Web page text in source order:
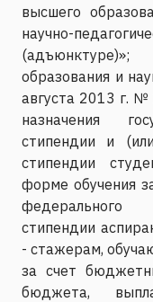
высшего
научно-
образования и
августа 2013 г.
назначения
стипендии и
стипендии
форме обучения
федерального
стипендии
- стажерам,
за счет
бюджета,